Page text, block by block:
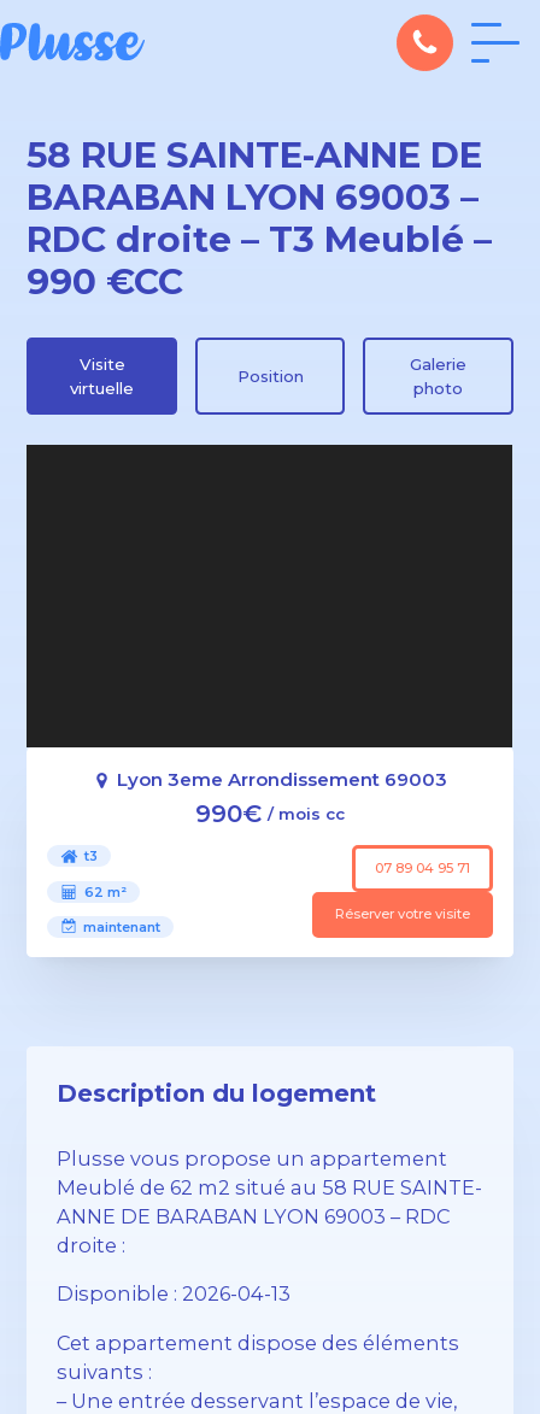
58 RUE SAINTE-ANNE DE
BARABAN LYON 69003 –
RDC droite – T3 Meublé –
990 €CC
Visite
virtuelle
Position
Galerie
photo
Lyon 3eme Arrondissement 69003
990€ / mois cc
t3
62 m²
maintenant
07 89 04 95 71
Réserver votre visite
Description du logement
Plusse vous propose un appartement
Meublé de 62 m2 situé au 58 RUE SAINTE-
ANNE DE BARABAN LYON 69003 – RDC
droite :
Disponible : 2026-04-13
Cet appartement dispose des éléments
suivants :
– Une entrée desservant l’espace de vie,